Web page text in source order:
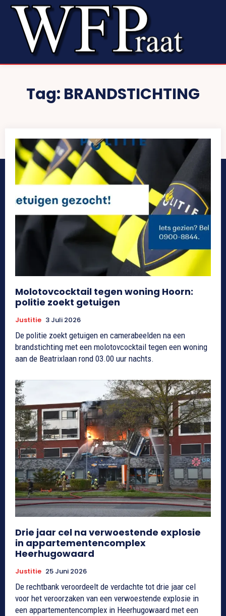
Tag: BRANDSTICHTING
Molotovcocktail tegen woning Hoorn:
politie zoekt getuigen
Justitie 3 Juli 2026
De politie zoekt getuigen en camerabeelden na een
brandstichting met een molotovcocktail tegen een woning
aan de Beatrixlaan rond 03.00 uur nachts.
Drie jaar cel na verwoestende explosie
in appartementencomplex
Heerhugowaard
Justitie 25 Juni 2026
De rechtbank veroordeelt de verdachte tot drie jaar cel
voor het veroorzaken van een verwoestende explosie in
een appartementencomplex in Heerhugowaard met een